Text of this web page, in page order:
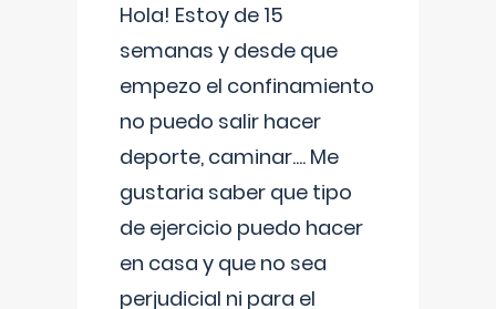
Hola! Estoy de 15
semanas y desde que
empezo el confinamiento
no puedo salir hacer
deporte, caminar.... Me
gustaria saber que tipo
de ejercicio puedo hacer
en casa y que no sea
perjudicial ni para el